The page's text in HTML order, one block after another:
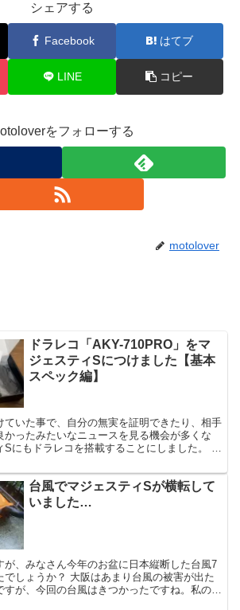
シェアする
Facebook はてブ
LINE コピー
をフォローする
motolover
ドラレコ「AKY-710PRO」をマ
ジェスティSにつけました【基本
スペック編】
ていた事で、自分の無実を証明できたり、相手
かったみたいなニュースを見る機会が多くな
Sにもドラレコを搭載することにしました。 購
台風でマジェスティSが横転して
いました…
が、みなさん今年のお盆に日本縦断した台風7
でしょうか？ 大阪はあまり台風の被害が出た
すが、今回の台風はきつかったですね。私のマ